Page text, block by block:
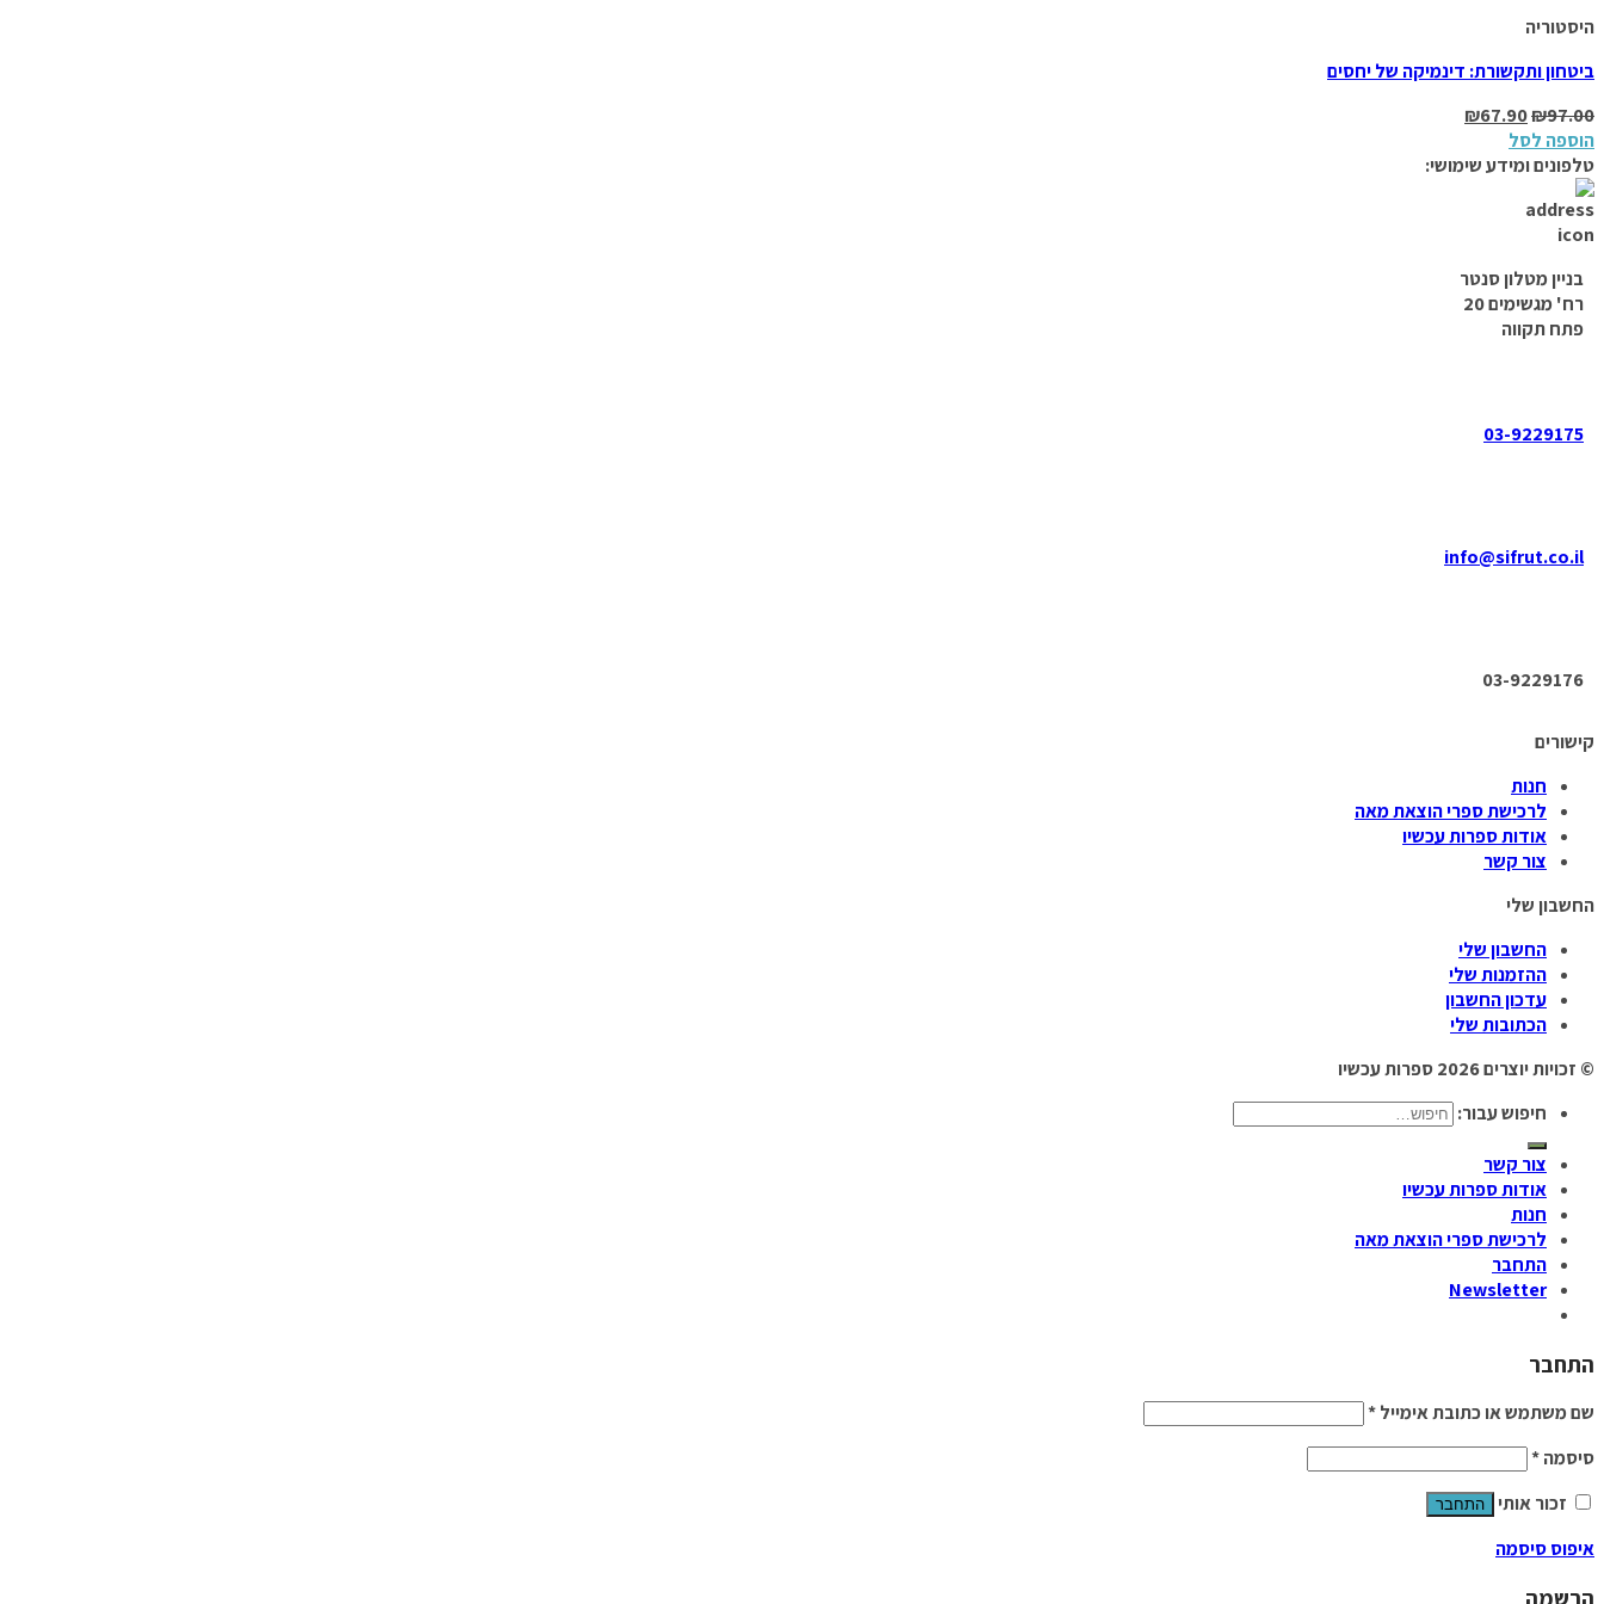
היסטוריה
ביטחון ותקשורת: דינמיקה של יחסים
₪97.00
₪67.90
הוספה לסל
טלפונים ומידע שימושי:
בניין מטלון סנטר
רח' מגשימים 20
פתח תקווה
03-9229175
info@sifrut.co.il
קישורים
חנות
לרכישת ספרי הוצאת מאה
אודות ספרות עכשיו
צור קשר
החשבון שלי
החשבון שלי
ההזמנות שלי
עדכון החשבון
הכתובות שלי
© זכויות יוצרים 2026
ספרות עכשיו
חיפוש עבור:
צור קשר
אודות ספרות עכשיו
חנות
לרכישת ספרי הוצאת מאה
התחבר
Newsletter
התחבר
שם משתמש או כתובת אימייל*
סיסמה*
זכור אותי
התחבר
איפוס סיסמה
הרשמה